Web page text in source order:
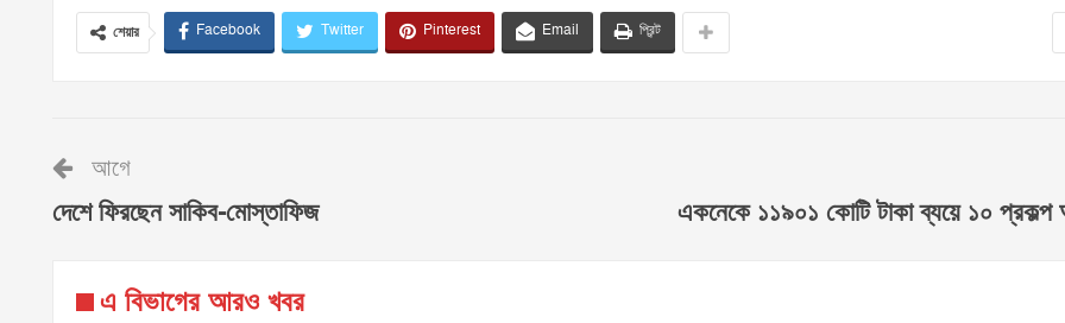
শেয়ার Facebook Twitter Pinterest Email প্রিন্ট
আগে
দেশে ফিরছেন সাকিব-মোস্তাফিজ একনেকে ১১৯০১ কোটি টাকা ব্যয়ে ১০
এ বিভাগের আরও খবর